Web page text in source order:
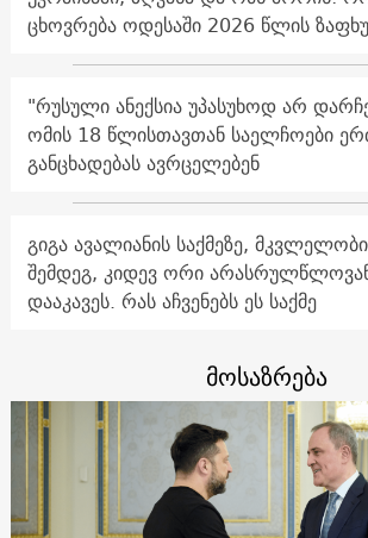
ცხოვრება ოდესაში 2026 წლის
"რუსული ანექსია უპასუხოდ არ
ომის 18 წლისთავთან საელჩოები
განცხადებას ავრცელებენ
გიგა ავალიანის საქმეზე,
შემდეგ, კიდევ ორი
დააკავეს. რას აჩვენებს ეს საქმე
მოსაზრება